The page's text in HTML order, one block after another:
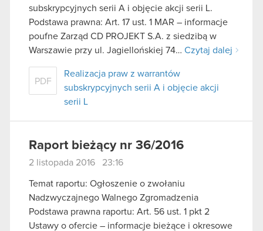
subskrypcyjnych serii A i objęcie akcji serii L.
Podstawa prawna: Art. 17 ust. 1 MAR – informacje
poufne Zarząd CD PROJEKT S.A. z siedzibą w
Warszawie przy ul. Jagiellońskiej 74… Czytaj dalej
PDF
Realizacja praw z warrantów
subskrypcyjnych serii A i objęcie akcji
serii L
Raport bieżący nr 36/2016
2 listopada 2016 23:16
Temat raportu: Ogłoszenie o zwołaniu
Nadzwyczajnego Walnego Zgromadzenia
Podstawa prawna raportu: Art. 56 ust. 1 pkt 2
Ustawy o ofercie – informacje bieżące i okresowe